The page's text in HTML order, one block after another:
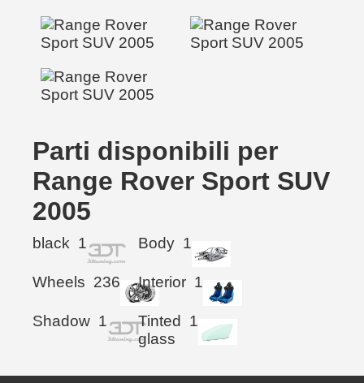
Parti disponibili per
Range Rover Sport SUV
2005
black 1 Body 1
Wheels 236 Interior 1
Shadow 1
Tinted
glass
1